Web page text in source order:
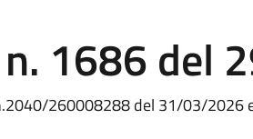
1686 del
260008288 del 31/03/